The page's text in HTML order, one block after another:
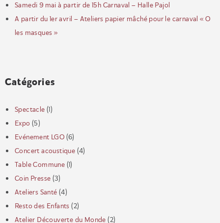
Samedi 9 mai à partir de 15h Carnaval – Halle Pajol
A partir du 1er avril – Ateliers papier mâché pour le carnaval « O
les masques »
Catégories
Spectacle (1)
Expo (5)
Evénement LGO (6)
Concert acoustique (4)
Table Commune (1)
Coin Presse (3)
Ateliers Santé (4)
Resto des Enfants (2)
Atelier Découverte du Monde (2)